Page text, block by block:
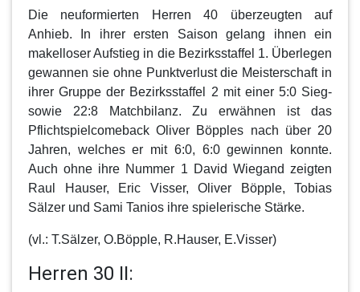
Die neuformierten Herren 40 überzeugten auf
Anhieb. In ihrer ersten Saison gelang ihnen ein
makelloser Aufstieg in die Bezirksstaffel 1. Überlegen
gewannen sie ohne Punktverlust die Meisterschaft in
ihrer Gruppe der Bezirksstaffel 2 mit einer 5:0 Sieg-
sowie 22:8 Matchbilanz. Zu erwähnen ist das
Pflichtspielcomeback Oliver Böpples nach über 20
Jahren, welches er mit 6:0, 6:0 gewinnen konnte.
Auch ohne ihre Nummer 1 David Wiegand zeigten
Raul Hauser, Eric Visser, Oliver Böpple, Tobias
Sälzer und Sami Tanios ihre spielerische Stärke.
(vl.: T.Sälzer, O.Böpple, R.Hauser, E.Visser)
Herren 30 II: